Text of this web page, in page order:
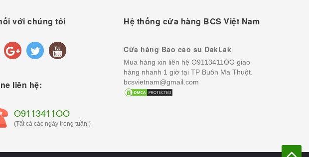
với chúng tôi
liên hệ:
O9113411OO
(Tất cả các ngày trong tuần )
Hệ thống cửa hàng BCS Việt Nam
Cửa hàng Bao cao su DakLak
Mua hàng xin liên hệ O9113411OO giao
hàng nhanh 1 giờ tại TP Buôn Ma Thuột.
bcsvietnam@gmail.com